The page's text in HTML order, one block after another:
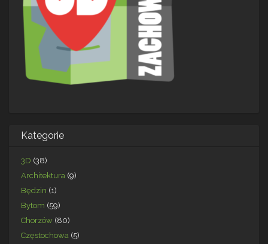
Kategorie
3D (38)
Architektura (9)
Będzin (1)
Bytom (59)
Chorzów (80)
Częstochowa (5)